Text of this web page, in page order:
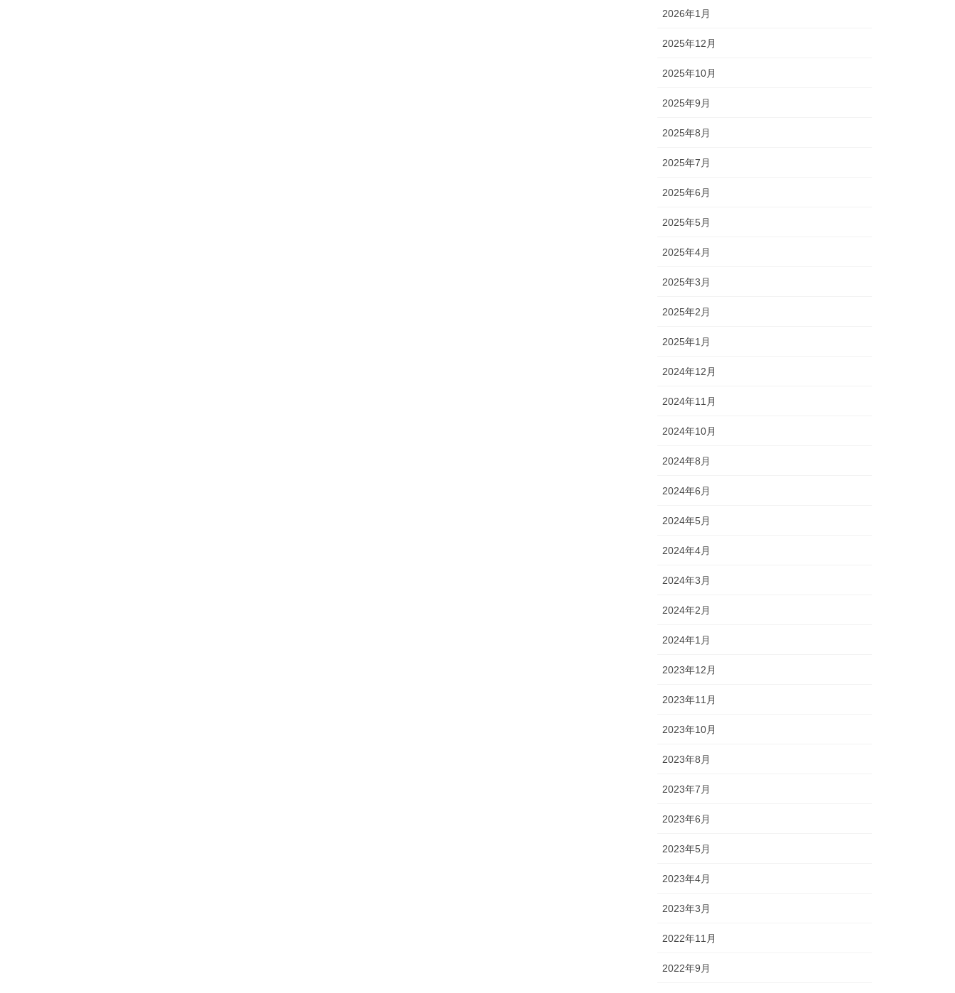
2026年1月
2025年12月
2025年10月
2025年9月
2025年8月
2025年7月
2025年6月
2025年5月
2025年4月
2025年3月
2025年2月
2025年1月
2024年12月
2024年11月
2024年10月
2024年8月
2024年6月
2024年5月
2024年4月
2024年3月
2024年2月
2024年1月
2023年12月
2023年11月
2023年10月
2023年8月
2023年7月
2023年6月
2023年5月
2023年4月
2023年3月
2022年11月
2022年9月